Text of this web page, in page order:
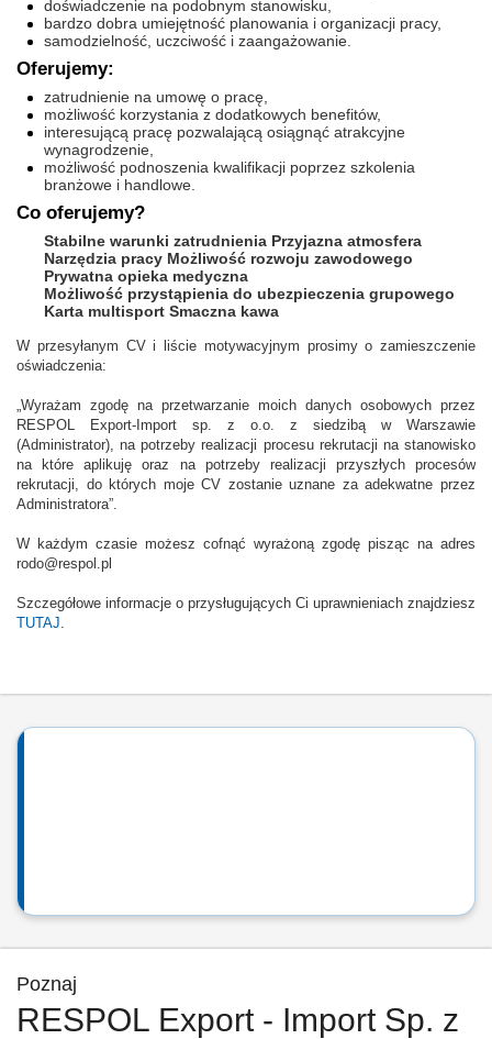
doświadczenie na podobnym stanowisku,
bardzo dobra umiejętność planowania i organizacji pracy,
samodzielność, uczciwość i zaangażowanie.
Oferujemy:
zatrudnienie na umowę o pracę,
możliwość korzystania z dodatkowych benefitów,
interesującą pracę pozwalającą osiągnąć atrakcyjne
wynagrodzenie,
możliwość podnoszenia kwalifikacji poprzez szkolenia
branżowe i handlowe.
Co oferujemy?
Stabilne warunki zatrudnienia Przyjazna atmosfera
Narzędzia pracy Możliwość rozwoju zawodowego
Prywatna opieka medyczna
Możliwość przystąpienia do ubezpieczenia grupowego
Karta multisport Smaczna kawa
W przesyłanym CV i liście motywacyjnym prosimy o zamieszczenie
oświadczenia:
„Wyrażam zgodę na przetwarzanie moich danych osobowych przez
RESPOL Export-Import sp. z o.o. z siedzibą w Warszawie
(Administrator), na potrzeby realizacji procesu rekrutacji na stanowisko
na które aplikuję oraz na potrzeby realizacji przyszłych procesów
rekrutacji, do których moje CV zostanie uznane za adekwatne przez
Administratora”.
W każdym czasie możesz cofnąć wyrażoną zgodę pisząc na adres
rodo@respol.pl
Szczegółowe informacje o przysługujących Ci uprawnieniach znajdziesz
TUTAJ.
Poznaj
RESPOL Export - Import Sp. z